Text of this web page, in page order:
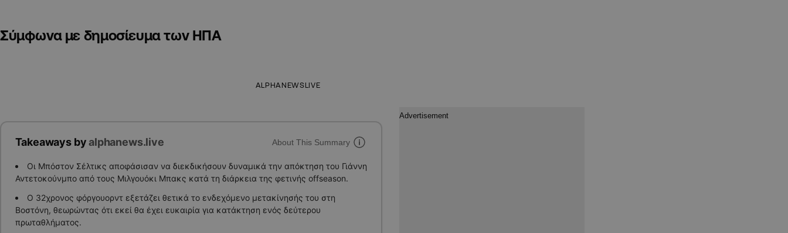
Σύμφωνα με δημοσίευμα των ΗΠΑ
ALPHANEWSLIVE
Takeaways byalphanews.live About This Summary
Οι Μπόστον Σέλτικς αποφάσισαν να διεκδικήσουν δυναμικά την απόκτηση του Γιάννη
Αντετοκούνμπο από τους Μιλγουόκι Μπακς κατά τη διάρκεια της φετινής offseason.
Ο 32χρονος φόργουορντ εξετάζει θετικά το ενδεχόμενο μετακίνησής του στη
Βοστόνη, θεωρώντας ότι εκεί θα έχει ευκαιρία για κατάκτηση ενός δεύτερου
πρωταθλήματος.